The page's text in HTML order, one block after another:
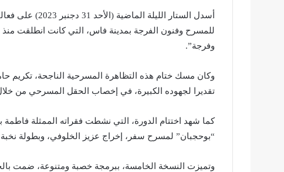
أسدل الستار
للمسرح وفنون الفرجة بمدينة فاس، التي كانت انطلقت
وفرجة”.
وكان مسك ختام هذه التظاهرة المسرحية الناجحة، تكريم
تقديرا لجهوده الكبيرة، في إخصاب الحقل المسرحي من
كما شهد اختتام الدورة، التي نشطت فقراته الممثلة
“بوحجبان” لمسرح سفر، إخراج عزيز الخلوفي، وبطولة
وتميزت النسخة الخامسة، ببرمجة خصبة ومتنوعة، ضمت